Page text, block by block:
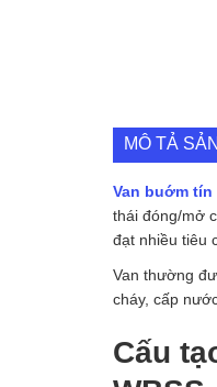
MÔ TẢ
Van buớm tín
thái đóng/mở
đạt nhiều tiêu
Van thường
cháy, cấp
Cấu